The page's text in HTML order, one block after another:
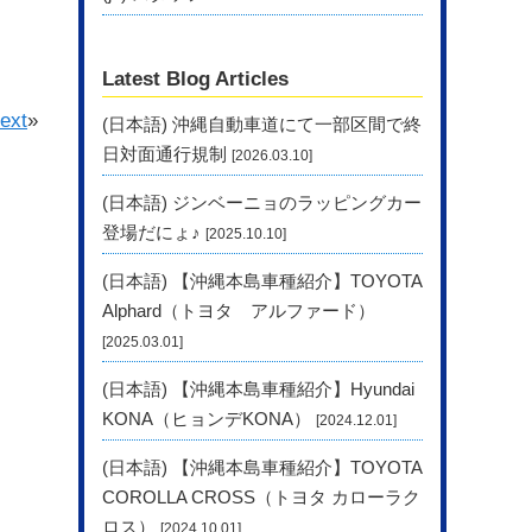
»
Latest Blog Articles
(日本語) 沖縄自動車道にて一部区間で終
日対面通行規制
[2026.03.10]
(日本語) ジンベーニョのラッピングカー
登場だにょ♪ [2025.10.10]
(日本語) 【沖縄本島車種紹介】TOYOTA
Alphard（トヨタ アルファード）
[2025.03.01]
(日本語) 【沖縄本島車種紹介】Hyundai
KONA（ヒョンデKONA）
[2024.12.01]
(日本語) 【沖縄本島車種紹介】TOYOTA
COROLLA CROSS（トヨタ カローラク
ロス）
[2024.10.01]